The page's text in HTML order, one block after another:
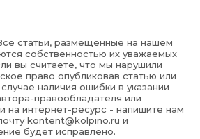
статьи, размещенные на нашем
собственностью их уважаемых
вы считаете, что мы нарушили
право опубликовав статью или
наличия ошибки в указании
правообладателя или
на интернет-ресурс - напишите нам
kontent@kolpino.ru и
будет исправлено.